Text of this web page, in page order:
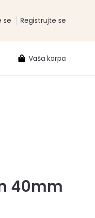
se Registrujte se
Vaša korpa
40mm